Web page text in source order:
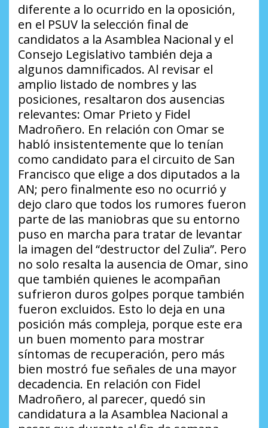
diferente a lo ocurrido en la oposición,
en el PSUV la selección final de
candidatos a la Asamblea Nacional y el
Consejo Legislativo también deja a
algunos damnificados. Al revisar el
amplio listado de nombres y las
posiciones, resaltaron dos ausencias
relevantes: Omar Prieto y Fidel
Madroñero. En relación con Omar se
habló insistentemente que lo tenían
como candidato para el circuito de San
Francisco que elige a dos diputados a la
AN; pero finalmente eso no ocurrió y
dejo claro que todos los rumores fueron
parte de las maniobras que su entorno
puso en marcha para tratar de levantar
la imagen del “destructor del Zulia”. Pero
no solo resalta la ausencia de Omar, sino
que también quienes le acompañan
sufrieron duros golpes porque también
fueron excluidos. Esto lo deja en una
posición más compleja, porque este era
un buen momento para mostrar
síntomas de recuperación, pero más
bien mostró fue señales de una mayor
decadencia. En relación con Fidel
Madroñero, al parecer, quedó sin
candidatura a la Asamblea Nacional a